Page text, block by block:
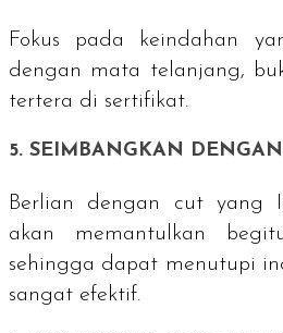
Fokus pada keindahan
dengan mata telanjang,
tertera di sertifikat.
5. SEIMBANGKAN
Berlian dengan cutyang
akan memantulkan
sehingga dapat menutupi
sangat efektif.